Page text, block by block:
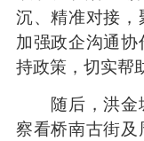
沉、精准对接，
加强政企沟通
持政策，切实帮
随后，洪金
察看桥南古街